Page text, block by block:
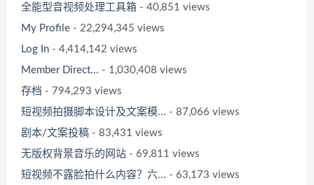
全能型音视频处理工具箱 - 40,851 views
My Profile - 22,294,345 views
Log In - 4,414,142 views
Member Direct... - 1,030,408 views
存档 - 794,293 views
短视频拍摄脚本设计及文案模... - 87,066 views
剧本/文案投稿 - 83,431 views
无版权背景音乐的网站 - 69,811 views
短视频不露脸拍什么内容？六... - 63,173 views